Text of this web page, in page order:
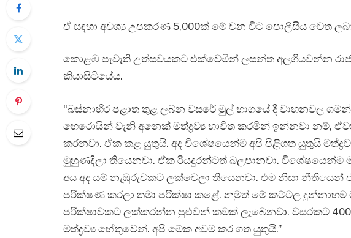
ඒ සඳහා අවශ්‍ය උපකරණ 5,000ක් මේ වන විට පොලීසිය වෙත
කොළඹ පැවැති උත්සවයකට එක්වෙමින් ලසන්ත අලගියවන්න රාජ්‍ය
කියාසිටියේය.
“බස්නාහිර පළාත තුළ ලබන වසරේ මුල් භාගයේ දී වාහනවල
හෙරොයින් වැනි අනෙක් මත්ද්‍රව්‍ය භාවිත කරමින් ඉන්නවා නම්,
කරනවා. ඒක කළ යුතුයි. අද විශේෂයෙන්ම අපි පිළිගත යුතුයි
මුහුණදීලා තියෙනවා. ඒක රියදුරන්ටත් බලපානවා. විශේෂයෙන්ම
අය අද යම් නැඹුරුවකට ලක්වෙලා තියෙනවා. එම නිසා
පරීක්ෂණ කරලා තමා පරීක්ෂා කළේ. නමුත් මේ කට්ටල
පරීක්ෂාවකට ලක්කරන්න පුළුවන් කමක් ලැබෙනවා. වසරකට
මත්ද්‍රව්‍ය හේතුවෙන්. අපි මේක අවම කර ගත යුතුයි.”